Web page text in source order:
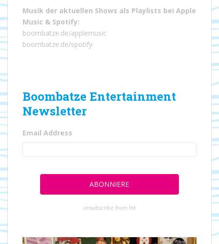
Musik der aktuellen Shows als Playlists bei Apple
Music & Spotify:
boombatze.de/applemusic
boombatze.de/spotify
Boombatze Entertainment
Newsletter
Email Address
unsubscribe from list